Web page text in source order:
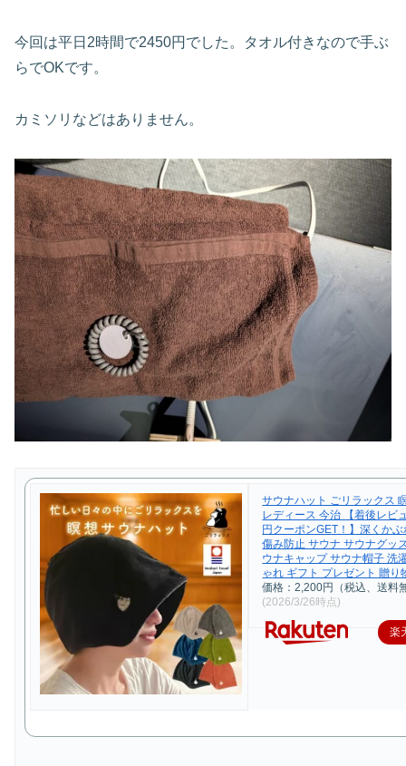
今回は平日2時間で2450円でした。タオル付きなので手ぶ
らでOKです。
カミソリなどはありません。
サウナハット ごリラックス
レディース 今治 【着後レビ
円クーポンGET！】深くか
傷み防止 サウナ サウナグッ
ウナキャップ サウナ帽子 洗
ゃれ ギフト プレゼント 贈り
価格：2,200円（税込、送料
(2026/3/26時点)
楽